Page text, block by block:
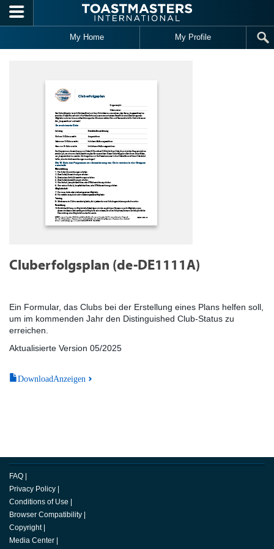
Skip to main content
My Home My Profile
Cluberfolgsplan (de-DE1111A)
Ein Formular, das Clubs bei der Erstellung eines Plans helfen soll,
um im kommenden Jahr den Distinguished Club-Status zu
erreichen.
Aktualisierte Version 05/2025
DownloadAnzeigen
FAQ
Privacy Policy
Conditions of Use
Browser Compatibility
Copyright
Media Center